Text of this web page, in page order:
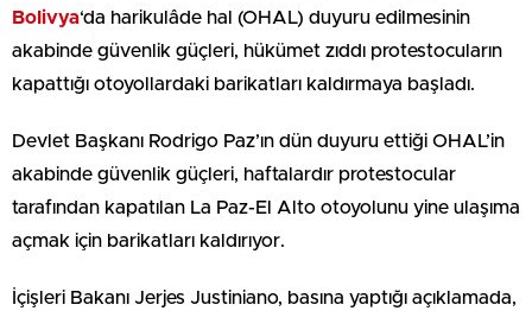
Bolivya‘da harikulâde hal (OHAL) duyuru edilmesinin
akabinde güvenlik güçleri, hükümet zıddı protestocuların
kapattığı otoyollardaki barikatları kaldırmaya başladı.
Devlet Başkanı Rodrigo Paz’ın dün duyuru ettiği OHAL’in
akabinde güvenlik güçleri, haftalardır protestocular
tarafından kapatılan La Paz-El Alto otoyolunu yine ulaşıma
açmak için barikatları kaldırıyor.
İçişleri Bakanı Jerjes Justiniano, basına yaptığı açıklamada,